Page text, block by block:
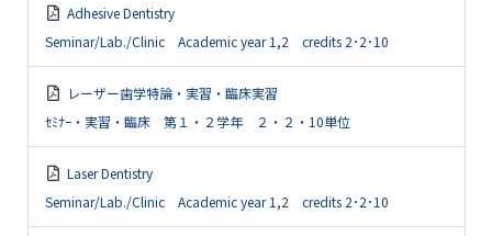
Adhesive Dentistry
Seminar/Lab./Clinic Academic year 1,2 credits 2･2･10
レーザー歯学特論・実習・臨床実習
ｾﾐﾅｰ・実習・臨床 第１・２学年 ２・２・10単位
Laser Dentistry
Seminar/Lab./Clinic Academic year 1,2 credits 2･2･10